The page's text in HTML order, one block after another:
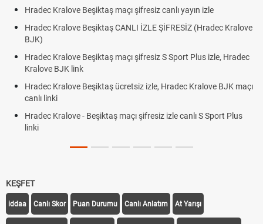
Hradec Kralove Beşiktaş maçı şifresiz canlı yayın izle
Hradec Kralove Beşiktaş CANLI İZLE ŞİFRESİZ (Hradec Kralove
BJK)
Hradec Kralove Beşiktaş maçı şifresiz S Sport Plus izle, Hradec
Kralove BJK link
Hradec Kralove Beşiktaş ücretsiz izle, Hradec Kralove BJK maçı
canlı linki
Hradec Kralove - Beşiktaş maçı şifresiz izle canlı S Sport Plus
linki
KEŞFET
iddaa Canlı Skor Puan Durumu Canlı Anlatım At Yarışı